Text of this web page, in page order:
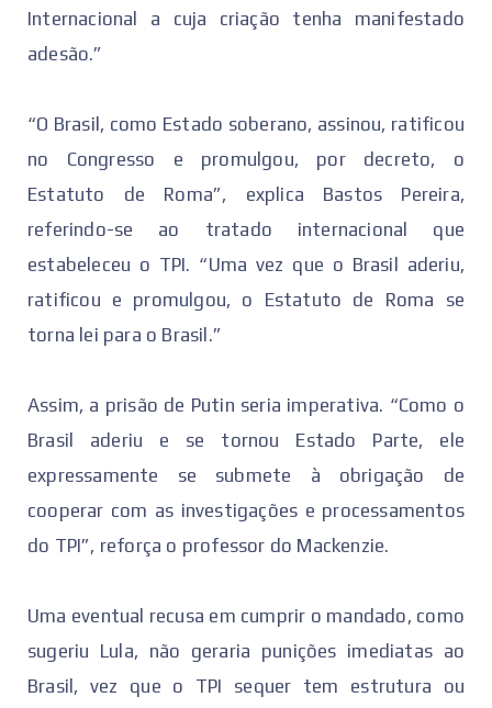
Internacional a cuja criação tenha manifestado
adesão.”
“O Brasil, como Estado soberano, assinou, ratificou
no Congresso e promulgou, por decreto, o
Estatuto de Roma”, explica Bastos Pereira,
referindo-se ao tratado internacional que
estabeleceu o TPI. “Uma vez que o Brasil aderiu,
ratificou e promulgou, o Estatuto de Roma se
torna lei para o Brasil.”
Assim, a prisão de Putin seria imperativa. “Como o
Brasil aderiu e se tornou Estado Parte, ele
expressamente se submete à obrigação de
cooperar com as investigações e processamentos
do TPI”, reforça o professor do Mackenzie.
Uma eventual recusa em cumprir o mandado, como
sugeriu Lula, não geraria punições imediatas ao
Brasil, vez que o TPI sequer tem estrutura ou